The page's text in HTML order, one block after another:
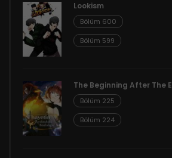
Lookism
Bölüm 600
Bölüm 599
The Beginning After The
Bölüm 225
Bölüm 224